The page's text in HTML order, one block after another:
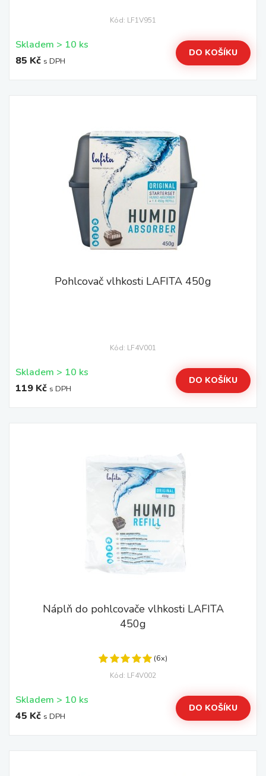
Kód: LF1V951
Skladem > 10 ks
85 Kč s DPH
DO KOŠÍKU
Pohlcovač vlhkosti LAFITA 450g
Kód: LF4V001
Skladem > 10 ks
119 Kč s DPH
DO KOŠÍKU
Náplň do pohlcovače vlhkosti LAFITA
450g
(6x)
Kód: LF4V002
Skladem > 10 ks
45 Kč s DPH
DO KOŠÍKU